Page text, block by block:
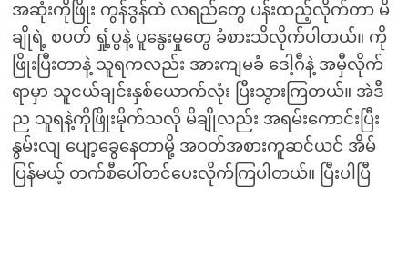
အဆုံးကိုဖြိုး ကွန်ဒွန်ထဲ လရည်တွေ ပန်းထည့်လိုက်တာ မိ
ချိုရဲ့ စပတ် ရှုံ့ပွနဲ့ ပူနွေးမှုတွေ ခံစားသိလိုက်ပါတယ်။ ကို
ဖြိုးပြီးတာနဲ့ သူရကလည်း အားကျမခံ ဒေါ့ဂီနဲ့ အမှီလိုက်
ရာမှာ သူငယ်ချင်းနှစ်ယောက်လုံး ပြီးသွားကြတယ်။ အဲဒီ
ည သူရနဲ့ကိုဖြိုးမိုက်သလို မိချိုလည်း အရမ်းကောင်းပြီး
နွမ်းလျ ပျော့ခွေနေတာမို့ အဝတ်အစားကူဆင်ယင် အိမ်
ပြန်မယ့် တက်စီပေါ်တင်ပေးလိုက်ကြပါတယ်။ ပြီးပါပြီ